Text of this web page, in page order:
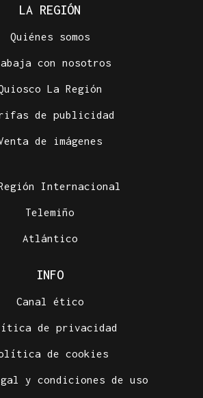
LA REGIÓN
Quiénes somos
con nosotros
La Región
de publicidad
de imágenes
Internacional
Telemiño
Atlántico
INFO
Canal ético
de privacidad
de cookies
y condiciones de uso